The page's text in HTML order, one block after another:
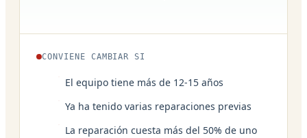
CONVIENE CAMBIAR SI
El equipo tiene más de 12-15 años
Ya ha tenido varias reparaciones previas
La reparación cuesta más del 50% de uno